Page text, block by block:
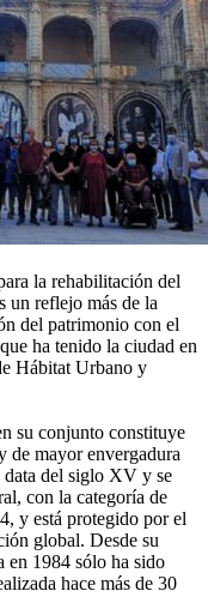
la rehabilitación del
un reflejo más de la
del patrimonio con el
ha tenido la ciudad en
Hábitat Urbano y
su conjunto constituye
de mayor envergadura
data del siglo XV y se
con la categoría de
y está protegido por el
global. Desde su
en 1984 sólo ha sido
hace más de 30